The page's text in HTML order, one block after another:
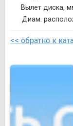
Вылет диска,
Диам.
<< обратно к